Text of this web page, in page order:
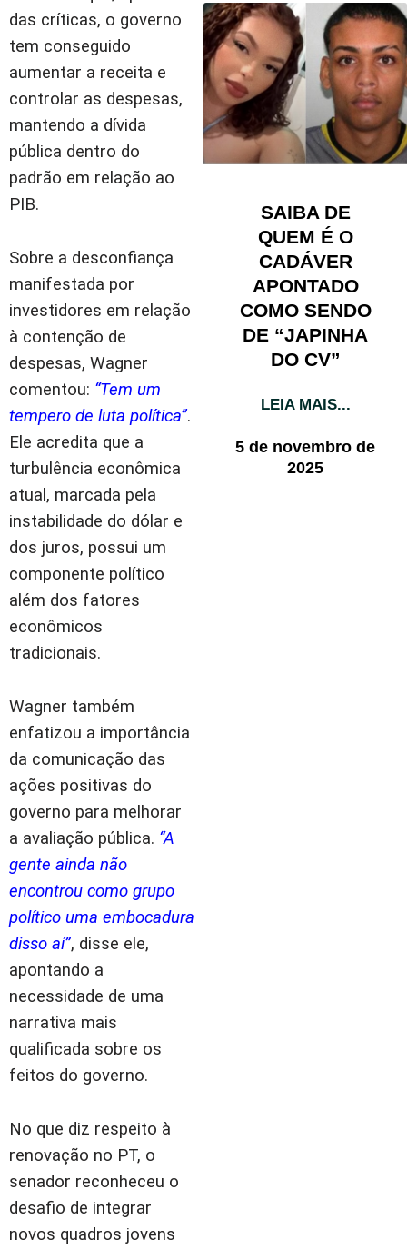
das críticas, o governo
tem conseguido
aumentar a receita e
controlar as despesas,
mantendo a dívida
pública dentro do
padrão em relação ao
PIB.
Sobre a desconfiança
manifestada por
investidores em relação
à contenção de
despesas, Wagner
comentou: “Tem um
tempero de luta política”.
Ele acredita que a
turbulência econômica
atual, marcada pela
instabilidade do dólar e
dos juros, possui um
componente político
além dos fatores
econômicos
tradicionais.
Wagner também
enfatizou a importância
da comunicação das
ações positivas do
governo para melhorar
a avaliação pública. “A
gente ainda não
encontrou como grupo
político uma embocadura
disso aí”, disse ele,
apontando a
necessidade de uma
narrativa mais
qualificada sobre os
feitos do governo.
No que diz respeito à
renovação no PT, o
senador reconheceu o
desafio de integrar
novos quadros jovens
SAIBA DE
QUEM É O
CADÁVER
APONTADO
COMO SENDO
DE “JAPINHA
DO CV”
LEIA MAIS...
5 de novembro de
2025